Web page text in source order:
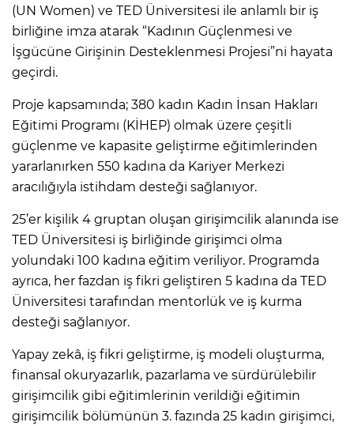
(UN Women) ve TED Üniversitesi ile anlamlı bir iş
birliğine imza atarak “Kadının Güçlenmesi ve
İşgücüne Girişinin Desteklenmesi Projesi”ni hayata
geçirdi.
Proje kapsamında; 380 kadın Kadın İnsan Hakları
Eğitimi Programı (KİHEP) olmak üzere çeşitli
güçlenme ve kapasite geliştirme eğitimlerinden
yararlanırken 550 kadına da Kariyer Merkezi
aracılığıyla istihdam desteği sağlanıyor.
25’er kişilik 4 gruptan oluşan girişimcilik alanında ise
TED Üniversitesi iş birliğinde girişimci olma
yolundaki 100 kadına eğitim veriliyor. Programda
ayrıca, her fazdan iş fikri geliştiren 5 kadına da TED
Üniversitesi tarafından mentorlük ve iş kurma
desteği sağlanıyor.
Yapay zekâ, iş fikri geliştirme, iş modeli oluşturma,
finansal okuryazarlık, pazarlama ve sürdürülebilir
girişimcilik gibi eğitimlerinin verildiği eğitimin
girişimcilik bölümünün 3. fazında 25 kadın girişimci,